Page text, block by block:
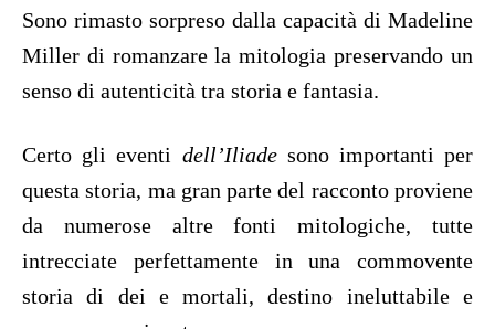
Sono rimasto sorpreso dalla capacità di Madeline
Miller di romanzare la mitologia preservando un
senso di autenticità tra storia e fantasia.
Certo gli eventi dell’Iliadesono importanti per
questa storia, ma gran parte del racconto proviene
da numerose altre fonti mitologiche, tutte
intrecciate perfettamente in una commovente
storia di dei e mortali, destino ineluttabile e